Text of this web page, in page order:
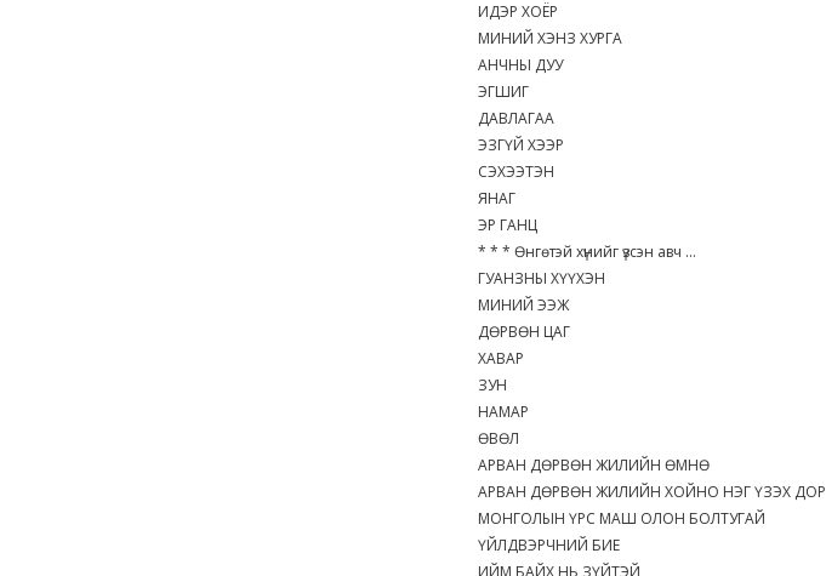
ИДЭР ХОЁР
МИНИЙ ХЭНЗ ХУРГА
АНЧНЫ ДУУ
ЭГШИГ
ДАВЛАГАА
ЭЗГҮЙ ХЭЭР
СЭХЭЭТЭН
ЯНАГ
ЭР ГАНЦ
* * * Өнгөтэй хүнийг үзсэн авч ...
ГУАНЗНЫ ХҮҮХЭН
МИНИЙ ЭЭЖ
ДӨРВӨН ЦАГ
ХАВАР
ЗУН
НАМАР
ӨВӨЛ
АРВАН ДӨРВӨН ЖИЛИЙН ӨМНӨ
АРВАН ДӨРВӨН ЖИЛИЙН ХОЙНО НЭГ ҮЗЭХ ДОР
МОНГОЛЫН ҮРС МАШ ОЛОН БОЛТУГАЙ
ҮЙЛДВЭРЧНИЙ БИЕ
ИЙМ БАЙХ НЬ ЗҮЙТЭЙ